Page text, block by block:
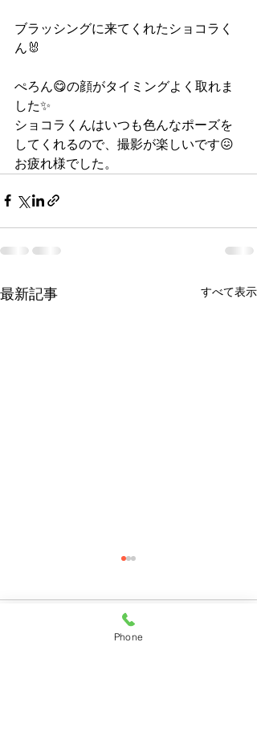
ブラッシングに来てくれたショコラく
ん🐰
ぺろん😋の顔がタイミングよく取れま
した✨
ショコラくんはいつも色んなポーズを
してくれるので、撮影が楽しいです😖
お疲れ様でした。
最新記事 すべて表示
Phone